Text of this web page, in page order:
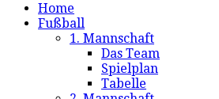
Home
Fußball
1. Mannschaft
Das Team
Spielplan
Tabelle